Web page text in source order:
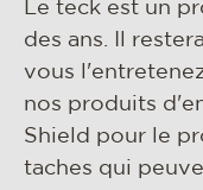
Le teck est un
des ans. Il
vous
nos produits
Shield pour le
taches qui